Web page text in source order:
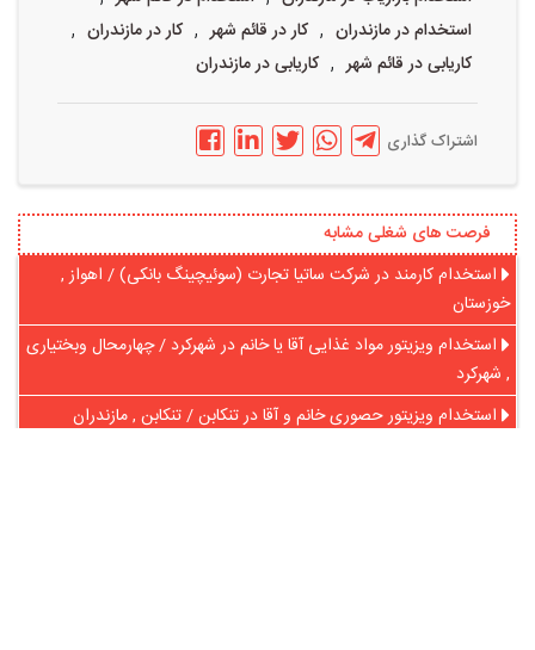
استخدام در مازندران , کار در قائم شهر , کار در مازندران ,
کاریابی در قائم شهر , کاریابی در مازندران
اشتراک گذاری
فرصت های شغلی مشابه
استخدام کارمند در شرکت ساتیا تجارت (سوئیچینگ بانکی) / اهواز ,
خوزستان
استخدام ویزیتور مواد غذایی آقا یا خانم در شهرکرد / چهارمحال وبختیاری
, شهرکرد
استخدام ویزیتور حصوری خانم و آقا در تنکابن / تنکابن , مازندران